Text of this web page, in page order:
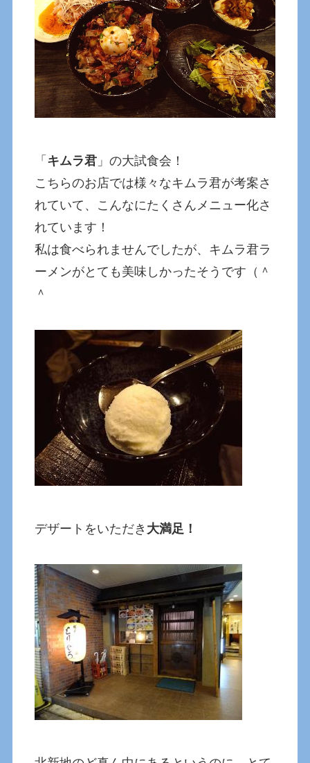
「 キムラ君 」の大試食会！
こちらのお店では様々なキムラ君が考案さ
れていて、こんなにたくさんメニュー化さ
れています！
私は食べられませんでしたが、キムラ君ラ
ーメンがとても美味しかったそうです（＾
＾
デザートをいただき 大満足！